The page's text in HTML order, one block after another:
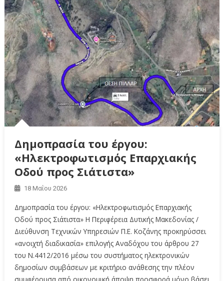
Δημοπρασία του έργου:
«Ηλεκτροφωτισμός Επαρχιακής
Οδού προς Σιάτιστα»
18 Μαΐου 2026
Δημοπρασία του έργου: «Ηλεκτροφωτισμός Επαρχιακής
Οδού προς Σιάτιστα» Η Περιφέρεια Δυτικής Μακεδονίας /
Διεύθυνση Τεχνικών Υπηρεσιών Π.Ε. Κοζάνης προκηρύσσει
«ανοιχτή διαδικασία» επιλογής Αναδόχου του άρθρου 27
του Ν.4412/2016 μέσω του συστήματος ηλεκτρονικών
δημοσίων συμβάσεων με κριτήριο ανάθεσης την πλέον
συμφέρουσα από οικονομική άποψη προσφορά μόνο βάσει